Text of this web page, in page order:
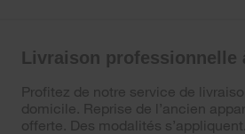
Livraison professionnelle
Profitez de notre service de
domicile. Reprise de l’ancien
offerte. Des modalités s’appliquent.